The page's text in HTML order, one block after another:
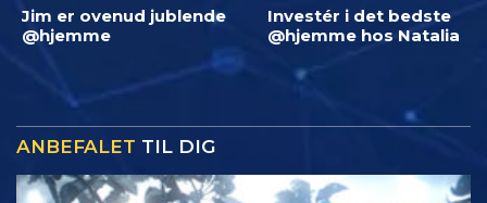
Jim er ovenud jublende
@hjemme
Investér i det bedste
@hjemme hos Natalia
ANBEFALET TIL DIG